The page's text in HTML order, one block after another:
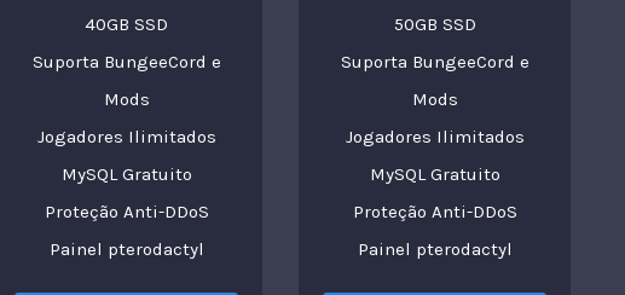
40GB SSD
Suporta BungeeCord e
Mods
Jogadores Ilimitados
MySQL Gratuito
Proteção Anti-DDoS
Painel pterodactyl
50GB SSD
Suporta BungeeCord e
Mods
Jogadores Ilimitados
MySQL Gratuito
Proteção Anti-DDoS
Painel pterodactyl